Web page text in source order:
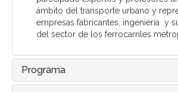
ámbito del transporte urbano y
empresas fabricantes, ingeniería y
del sector de los ferrocarriles
Programa